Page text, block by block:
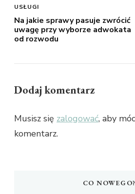
USŁUGI
Na jakie sprawy pasuje zwrócić
uwagę przy wyborze adwokata
od rozwodu
Dodaj komentarz
Musisz się zalogować, aby
komentarz.
CO NOWEGO?